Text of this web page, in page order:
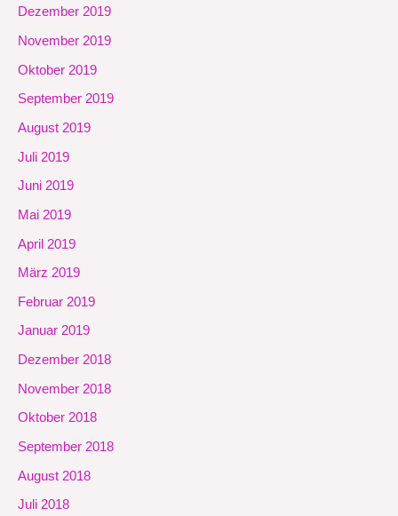
Dezember 2019
November 2019
Oktober 2019
September 2019
August 2019
Juli 2019
Juni 2019
Mai 2019
April 2019
März 2019
Februar 2019
Januar 2019
Dezember 2018
November 2018
Oktober 2018
September 2018
August 2018
Juli 2018